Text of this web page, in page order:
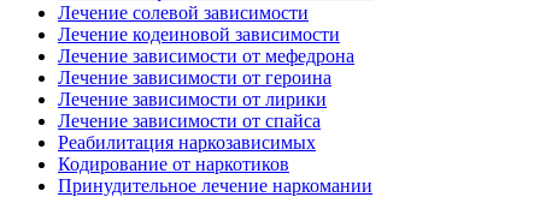
Лечение солевой зависимости
Лечение кодеиновой зависимости
Лечение зависимости от мефедрона
Лечение зависимости от героина
Лечение зависимости от лирики
Лечение зависимости от спайса
Реабилитация наркозависимых
Кодирование от наркотиков
Принудительное лечение наркомании